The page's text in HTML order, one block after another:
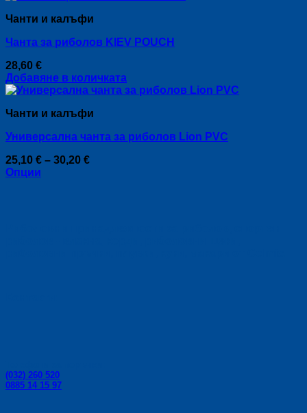
Чанти и калъфи
Чанта за риболов KIEV POUCH
28,60 €
Добавяне в количката
Чанти и калъфи
Универсална чанта за риболов Lion PVC
25,10 € – 30,20 €Price
Опции
(032) 260 520
0885 14 15 97